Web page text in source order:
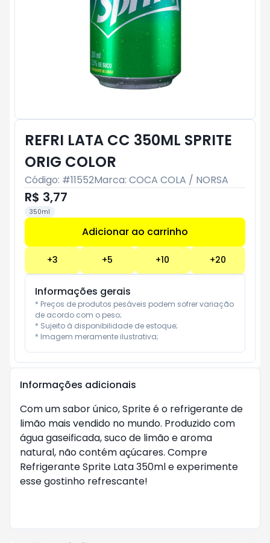
REFRI LATA CC 350ML SPRITE
ORIG COLOR
Código: #11552Marca: COCA COLA / NORSA
R$ 3,77
350ml
Adicionar ao carrinho
+3 +5 +10 +20
Informações gerais
* Preços de produtos pesáveis podem sofrer variação
de acordo com o peso;
* Sujeito à disponibilidade de estoque;
* Imagem meramente ilustrativa;
Informações adicionais
Com um sabor único, Sprite é o refrigerante de
limão mais vendido no mundo. Produzido com
água gaseificada, suco de limão e aroma
natural, não contém açúcares. Compre
Refrigerante Sprite Lata 350ml e experimente
esse gostinho refrescante!